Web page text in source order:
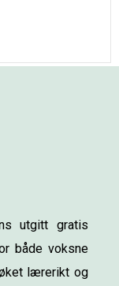
utgitt gratis
både voksne
lærerikt og